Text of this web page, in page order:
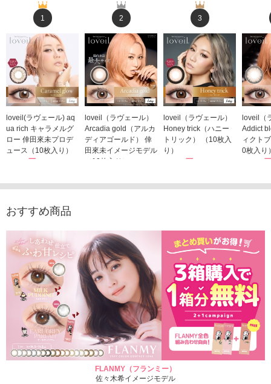
1
loveil(ラヴェール) aq
ua rich キャラメルグ
ロー 倖田來未プロデ
ュース（10枚入り）
1,760円
2
loveil（ラヴェール）
Arcadia gold（アルカ
ディアゴールド） 倖
田來未イメージモデル
（10枚入り）
3
loveil（ラヴェール）
Honey trick（ハニー
トリック） （10枚入
り）
1,760円
loveil（
Addict
ィクト
0枚入り
1,760
おすすめ商品
FLANMY（フランミー）
佐々木希イメージモデル